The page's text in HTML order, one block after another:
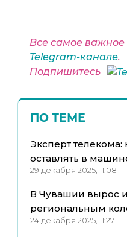
Все самое
Telegram-канале.
Подпишитесь
ПО ТЕМЕ
Эксперт телекома:
оставлять в
29 декабря 2025, 11:08
В Чувашии вырос
региональным
24 декабря 2025, 11:27